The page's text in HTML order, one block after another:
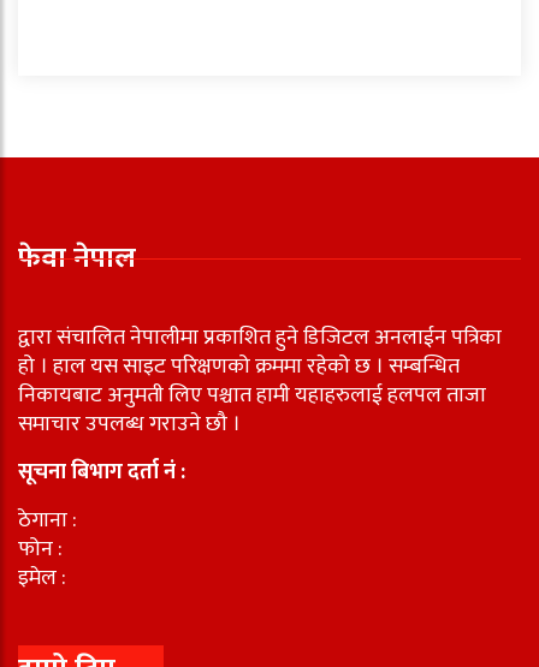
फेवा नेपाल
द्वारा संचालित नेपालीमा प्रकाशित हुने डिजिटल अनलाईन पत्रिका
हो । हाल यस साइट परिक्षणको क्रममा रहेको छ । सम्बन्धित
निकायबाट अनुमती लिए पश्चात हामी यहाहरुलाई हलपल ताजा
समाचार उपलब्ध गराउने छौ ।
सूचना बिभाग दर्ता नं :
ठेगाना :
फोन :
इमेल :